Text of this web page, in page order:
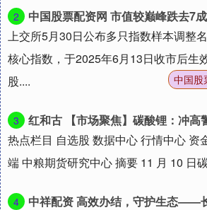
2
中国股票配资网 市值较巅峰跌去7成！长城汽车被调出上证50指数，后
上交所5月30日公布多只指数样本调整
核心指数，于2025年6月13日收市后生
股....
中国股
3
红和古 【市场聚焦】碳酸锂：冲高
热点栏目 自选股 数据中心 行情中心 资
端 中粮期货研究中心 摘要 11 月 10 日
4
中祥配资 高效办结，守护生态——长沙市生态环境局天心分局组织召开